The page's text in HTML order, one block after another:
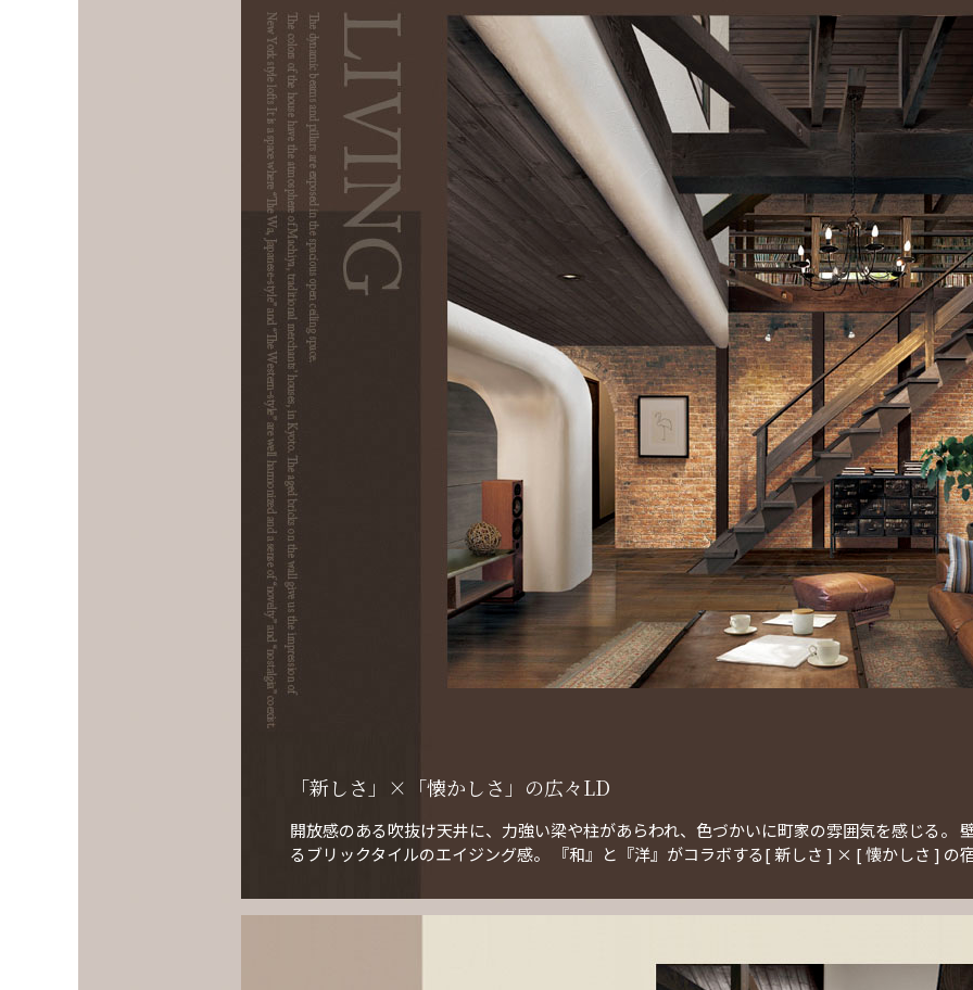
「新しさ」×「懐かしさ」の広々LD
開放感のある吹抜け天井に、力強い梁や柱があらわれ、色づかいに町家の雰囲気を感じる。
るブリックタイルのエイジング感。 『和』と『洋』がコラボする[ 新しさ ] × [ 懐かしさ ] の